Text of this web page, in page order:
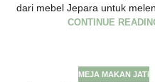
dari mebel Jepara untuk
CONTINUE
MEJA MAKAN JATI